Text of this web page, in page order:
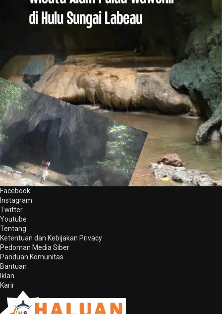
Facebook
Instagram
Twitter
Youtube
Tentang
Ketentuan dan Kebijakan Privacy
Pedoman Media Siber
Panduan Komunitas
Bantuan
Iklan
Karir